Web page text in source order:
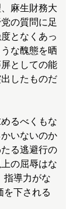
麻生財務大
の質問に足
となくあっ
な醜態を晒
としての能
したものだ
るべくもな
いないのか
る逃避行の
の屈辱はな
指導力がな
を下される